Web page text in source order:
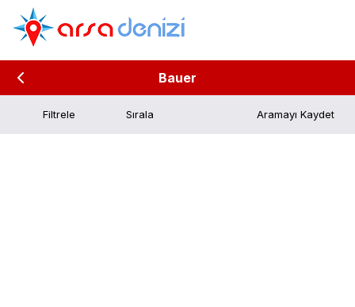
Bauer
Filtrele Aramayı Kaydet